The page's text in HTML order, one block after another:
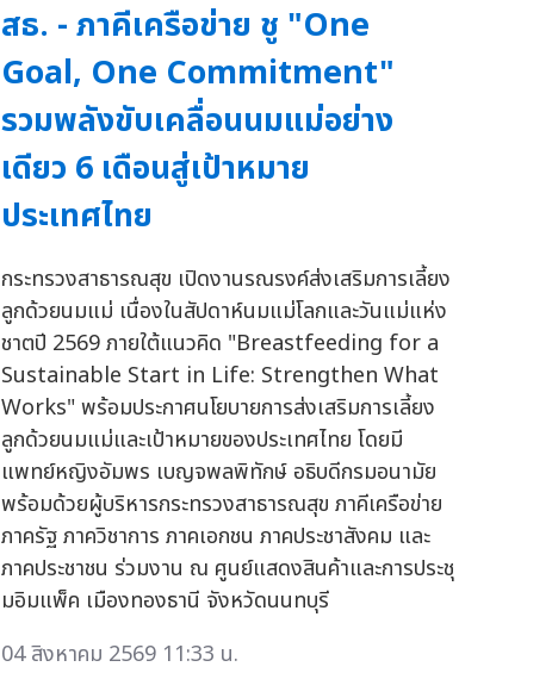
สธ. - ภาคีเครือข่าย ชู "One
Goal, One Commitment"
รวมพลังขับเคลื่อนนมแม่อย่าง
เดียว 6 เดือนสู่เป้าหมาย
ประเทศไทย
กระทรวงสาธารณสุข เปิดงานรณรงค์ส่งเสริมการเลี้ยง
ลูกด้วยนมแม่ เนื่องในสัปดาห์นมแม่โลกและวันแม่แห่ง
ชาตปี 2569 ภายใต้แนวคิด "Breastfeeding for a
Sustainable Start in Life: Strengthen What
Works" พร้อมประกาศนโยบายการส่งเสริมการเลี้ยง
ลูกด้วยนมแม่และเป้าหมายของประเทศไทย โดยมี
แพทย์หญิงอัมพร เบญจพลพิทักษ์ อธิบดีกรมอนามัย
พร้อมด้วยผู้บริหารกระทรวงสาธารณสุข ภาคีเครือข่าย
ภาครัฐ ภาควิชาการ ภาคเอกชน ภาคประชาสังคม และ
ภาคประชาชน ร่วมงาน ณ ศูนย์แสดงสินค้าและการประชุ
มอิมแพ็ค เมืองทองธานี จังหวัดนนทบุรี
04 สิงหาคม 2569 11:33 น.